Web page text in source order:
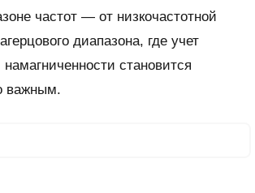
частот — от низкочастотной
диапазона, где учет
становится
важным.